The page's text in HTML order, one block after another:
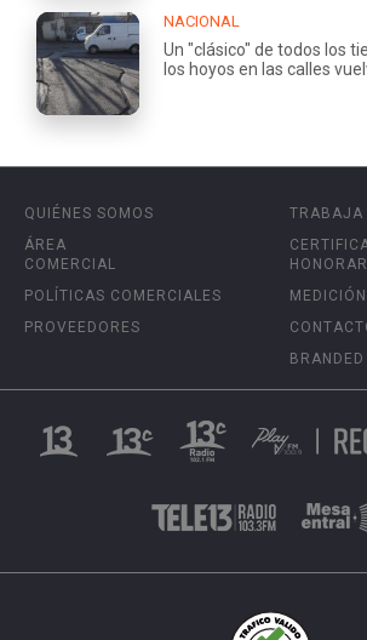
NACIONAL
Un "clásico" de todos los
los hoyos en las calles
QUIÉNES SOMOS
ÁREA
COMERCIAL
POLÍTICAS COMERCIALES
PROVEEDORES
TRABAJA